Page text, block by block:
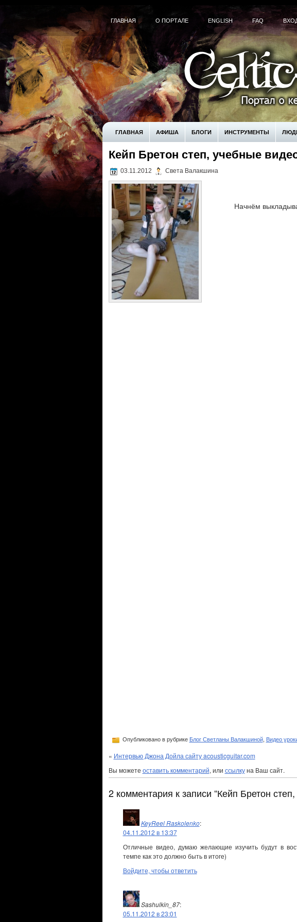
ГЛАВНАЯ О ПОРТАЛЕ ENGLISH FAQ
ГЛАВНАЯ АФИША БЛОГИ ИНСТРУМЕНТЫ
! БЕЗ РУБРИКИ UNCATEGORIZED КУПИТЬ
Кейп Бретон степ, учебные
03.11.2012 Света Валакшина
Начнём
Опубликовано в рубрике Блог Светланы Валакшиной, Видео
« Интервью Джона Дойла сайту acousticguitar.com
Вы можете оставить комментарий, или ссылкуна Ваш сайт.
2 комментария к записи “Кейп Бретон
KeyReel Raskolenko:
04.11.2012 в 13:37
Отличные видео, думаю желающие изучить будут в
темпе как это должно быть в итоге)
Войдите, чтобы ответить
Sashulkin_87:
05.11.2012 в 23:01